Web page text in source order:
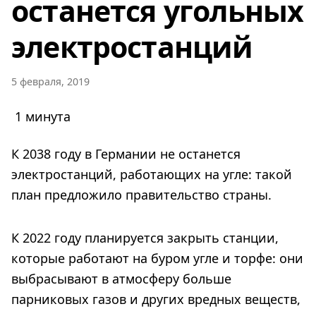
останется угольных
электростанций
5 февраля, 2019
1 минута
К 2038 году в Германии не останется
электростанций, работающих на угле: такой
план предложило правительство страны.
К 2022 году планируется закрыть станции,
которые работают на буром угле и торфе: они
выбрасывают в атмосферу больше
парниковых газов и других вредных веществ,